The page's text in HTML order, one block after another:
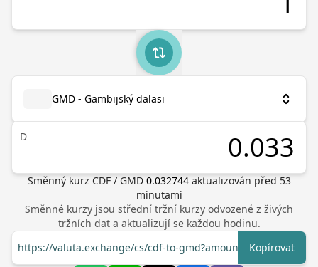
GMD - Gambijský dalasi
D
Směnný kurz CDF/ GMD 0.032744 aktualizován před 53
minutami
Směnné kurzy jsou střední tržní kurzy odvozené z živých
tržních dat a aktualizují se každou hodinu.
https://valuta.exchange/cs/cdf-to-gmd?amount=1Kopírovat